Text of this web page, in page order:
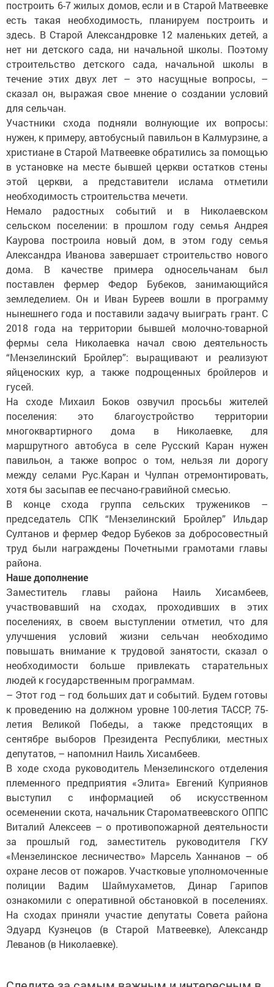
построить 6-7 жилых домов, если и в Старой Матвеевке
есть такая необходимость, планируем построить и
здесь. В Старой Александровке 12 маленьких детей, а
нет ни детского сада, ни начальной школы. Поэтому
строительство детского сада, начальной школы в
течение этих двух лет – это насущные вопросы, –
сказал он, выражая свое мнение о создании условий
для сельчан.
Участники схода подняли волнующие их вопросы:
нужен, к примеру, автобусный павильон в Калмурзине, а
христиане в Старой Матвеевке обратились за помощью
в установке на месте бывшей церкви остатков стены
этой церкви, а представители ислама отметили
необходимость строительства мечети.
Немало радостных событий и в Николаевском
сельском поселении: в прошлом году семья Андрея
Каурова построила новый дом, в этом году семья
Александра Иванова завершает строительство нового
дома. В качестве примера односельчанам был
поставлен фермер Федор Бубеков, занимающийся
земледелием. Он и Иван Буреев вошли в программу
нынешнего года и поставили задачу выиграть грант. С
2018 года на территории бывшей молочно-товарной
фермы села Николаевка начал свою деятельность
“Мензелинский Бройлер”: выращивают и реализуют
яйценоских кур, а также подрощенных бройлеров и
гусей.
На сходе Михаил Боков озвучил просьбы жителей
поселения: это благоустройство территории
многоквартирного дома в Николаевке, для
маршрутного автобуса в селе Русский Каран нужен
павильон, а также вопрос о том, нельзя ли дорогу
между селами Рус.Каран и Чулпан отремонтировать,
хотя бы засыпав ее песчано-гравийной смесью.
В конце схода группа сельских тружеников –
председатель СПК “Мензелинский Бройлер” Ильдар
Султанов и фермер Федор Бубеков за добросовестный
труд были награждены Почетными грамотами главы
района.
Наше дополнение
Заместитель главы района Наиль Хисамбеев,
участвовавший на сходах, проходивших в этих
поселениях, в своем выступлении отметил, что для
улучшения условий жизни сельчан необходимо
повышать внимание к трудовой занятости, сказал о
необходимости больше привлекать старательных
людей к государственным программам.
– Этот год – год больших дат и событий. Будем готовы
к проведению на должном уровне 100-летия ТАССР, 75-
летия Великой Победы, а также предстоящих в
сентябре выборов Президента Республики, местных
депутатов, – напомнил Наиль Хисамбеев.
В ходе схода руководитель Мензелинского отделения
племенного предприятия «Элита» Евгений Куприянов
выступил с информацией об искусственном
осеменении скота, начальник Староматвеевского ОППС
Виталий Алексеев – о противопожарной деятельности
за прошлый год, заместитель руководителя ГКУ
«Мензелинское лесничество» Марсель Ханнанов – об
охране лесов от пожаров. Участковые уполномоченные
полиции Вадим Шаймухаметов, Динар Гарипов
ознакомили с оперативной обстановкой в поселениях.
На сходах приняли участие депутаты Совета района
Эдуард Кузнецов (в Старой Матвеевке), Александр
Леванов (в Николаевке).